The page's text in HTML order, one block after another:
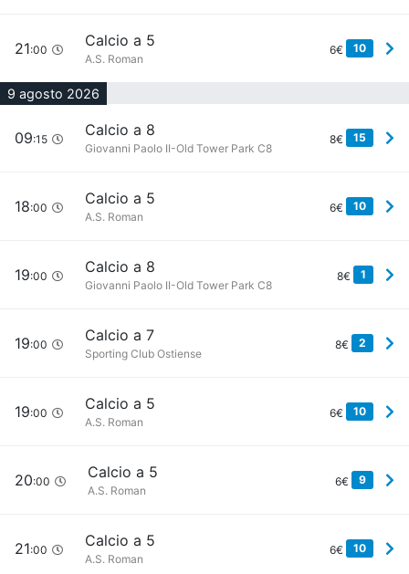
21:00
Calcio a 5
A.S. Roman
6€ 10
9 agosto 2026
09:15
Calcio a 8
Giovanni Paolo II-Old Tower Park C8
8€ 15
18:00
Calcio a 5
A.S. Roman
6€ 10
19:00
Calcio a 8
Giovanni Paolo II-Old Tower Park C8
8€ 1
19:00
Calcio a 7
Sporting Club Ostiense
8€ 2
19:00
Calcio a 5
A.S. Roman
6€ 10
20:00
Calcio a 5
A.S. Roman
6€ 9
21:00
Calcio a 5
A.S. Roman
6€ 10